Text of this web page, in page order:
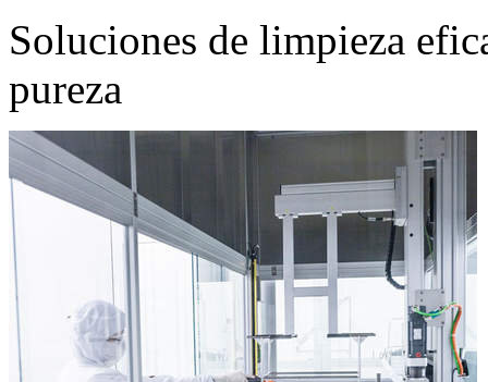
Soluciones de limpieza
pureza